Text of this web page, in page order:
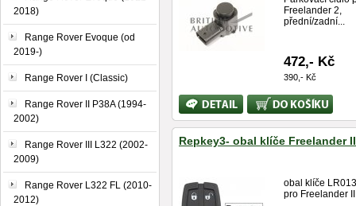
2018)
Range Rover Evoque (od
2019-)
Range Rover I (Classic)
Range Rover II P38A (1994-
2002)
Range Rover III L322 (2002-
2009)
Range Rover L322 FL (2010-
2012)
Freelander 2,
přední/zadní...
472,- Kč
390,- Kč
Bližší
informace
Koupit
Repkey3- obal klíče Freelander II
obal klíče
pro Freelander II